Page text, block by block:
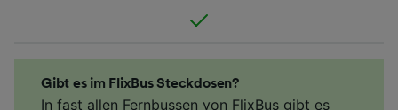
Gibt es im FlixBus Steckdosen?
In fast allen Fernbussen von FlixBus gibt es